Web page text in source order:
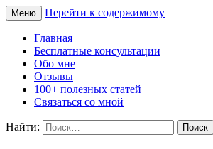
Свет Радости
Меню Перейти к содержимому
Главная
Бесплатные консультации
Обо мне
Отзывы
100+ полезных статей
Связаться со мной
Найти: